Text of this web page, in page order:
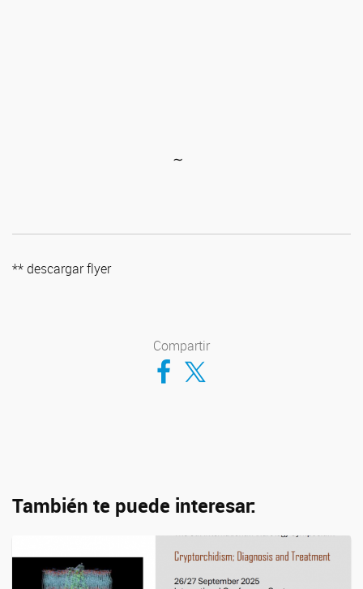
∼
** descargar flyer
Compartir
Compartir en Facebook
Compartir en Twitter
También te puede interesar: